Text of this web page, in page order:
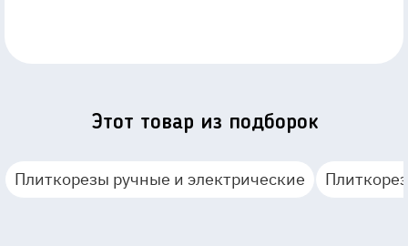
Этот товар из подборок
Плиткорезы ручные и электрические